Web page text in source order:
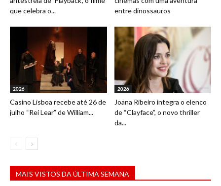
que celebra o...
entre dinossauros
2026
Casino Lisboa recebe até 26 de
julho “Rei Lear” de William...
2026
Joana Ribeiro integra o elenco
de “Clayface”, o novo thriller
da...
MAIS VISTOS DA ÚLTIMA SEMANA